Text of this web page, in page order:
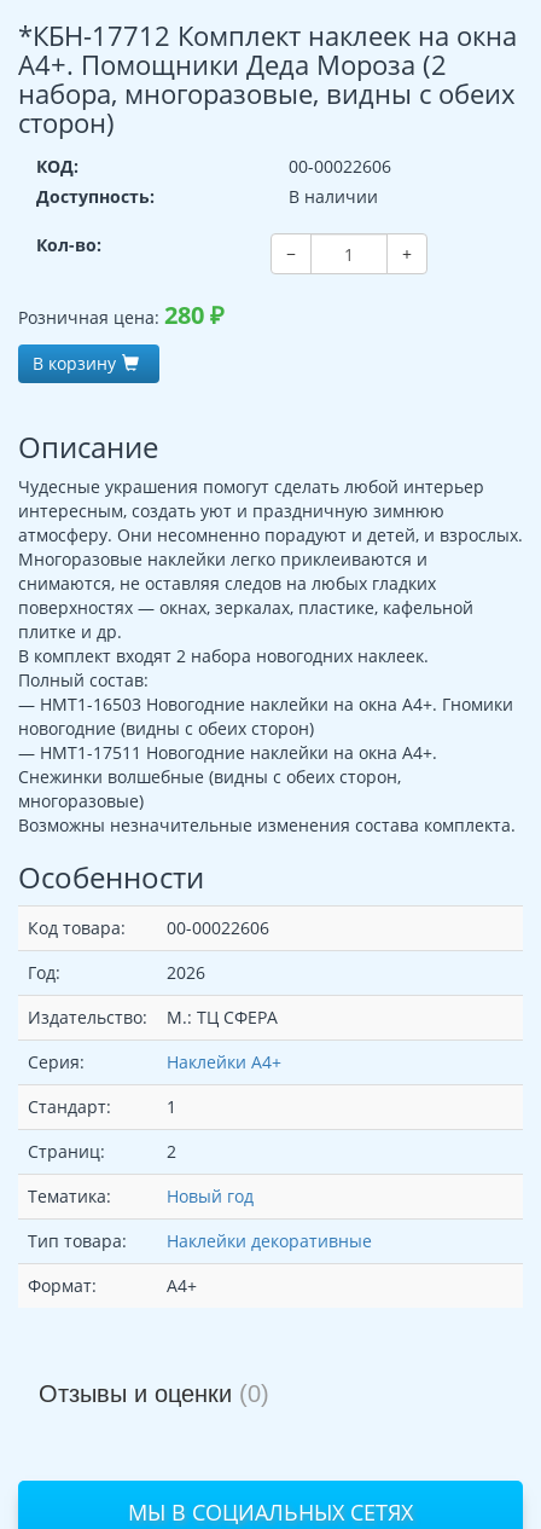
*КБН-17712 Комплект наклеек на окна
А4+. Помощники Деда Мороза (2
набора, многоразовые, видны с обеих
сторон)
КОД:
00-00022606
Доступность:
В наличии
Кол-во: − +
Розничная цена: 280₽
В корзину
Описание
Чудесные украшения помогут сделать любой интерьер
интересным, создать уют и праздничную зимнюю
атмосферу. Они несомненно порадуют и детей, и взрослых.
Многоразовые наклейки легко приклеиваются и
снимаются, не оставляя следов на любых гладких
поверхностях — окнах, зеркалах, пластике, кафельной
плитке и др.
В комплект входят 2 набора новогодних наклеек.
Полный состав:
— НМТ1-16503 Новогодние наклейки на окна А4+. Гномики
новогодние (видны с обеих сторон)
— НМТ1-17511 Новогодние наклейки на окна А4+.
Снежинки волшебные (видны с обеих сторон,
многоразовые)
Возможны незначительные изменения состава комплекта.
Особенности
Код товара:
00-00022606
Год:
2026
Издательство:
М.: ТЦ СФЕРА
Серия:
Наклейки А4+
Стандарт:
1
Страниц:
2
Тематика:
Новый год
Тип товара:
Наклейки декоративные
Формат:
А4+
Отзывы и оценки (0)
МЫ В СОЦИАЛЬНЫХ СЕТЯХ